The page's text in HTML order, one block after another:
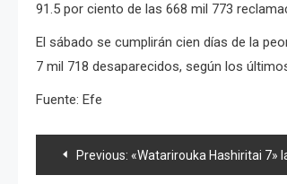
91.5 por ciento de las 668 mil 773
El sábado se cumplirán cien días de la
7 mil 718 desaparecidos, según los
Fuente: Efe
Navegación
Previous: «Watarirouka Hashiritai 7» lanza